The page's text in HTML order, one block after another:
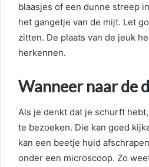
blaasjes of een dunne streep
het gangetje van de mijt. Let
zitten. De plaats van de jeuk
herkennen.
Wanneer naar de
Als je denkt dat je schurft
te bezoeken. Die kan goed
kan een beetje huid
onder een microscoop. Zo